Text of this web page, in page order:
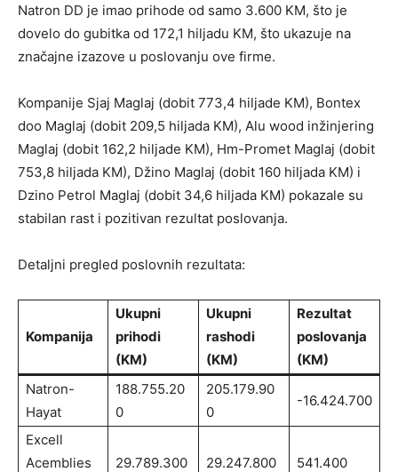
Natron DD je imao prihode od samo 3.600 KM, što je
dovelo do gubitka od 172,1 hiljadu KM, što ukazuje na
značajne izazove u poslovanju ove firme.
Kompanije Sjaj Maglaj (dobit 773,4 hiljade KM), Bontex
doo Maglaj (dobit 209,5 hiljada KM), Alu wood inžinjering
Maglaj (dobit 162,2 hiljade KM), Hm-Promet Maglaj (dobit
753,8 hiljada KM), Džino Maglaj (dobit 160 hiljada KM) i
Dzino Petrol Maglaj (dobit 34,6 hiljada KM) pokazale su
stabilan rast i pozitivan rezultat poslovanja.
Detaljni pregled poslovnih rezultata:
Kompanija
Ukupni
prihodi
(KM)
Ukupni
rashodi
(KM)
Rezultat
poslovanja
(KM)
Natron-
Hayat
188.755.20
0
205.179.90
0
-16.424.700
Excell
Acemblies
29.789.300 29.247.800 541.400